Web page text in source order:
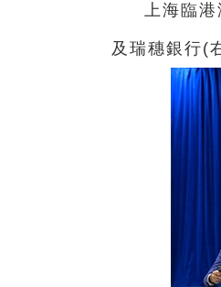
上海臨
及瑞穗銀行(